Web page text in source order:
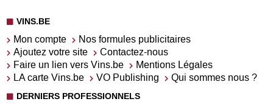
VINS.BE
Mon compte
Nos formules publicitaires
Ajoutez votre site
Contactez-nous
Faire un lien vers Vins.be
Mentions Légales
LA carte Vins.be
VO Publishing Qui sommes nous ?
DERNIERS PROFESSIONNELS